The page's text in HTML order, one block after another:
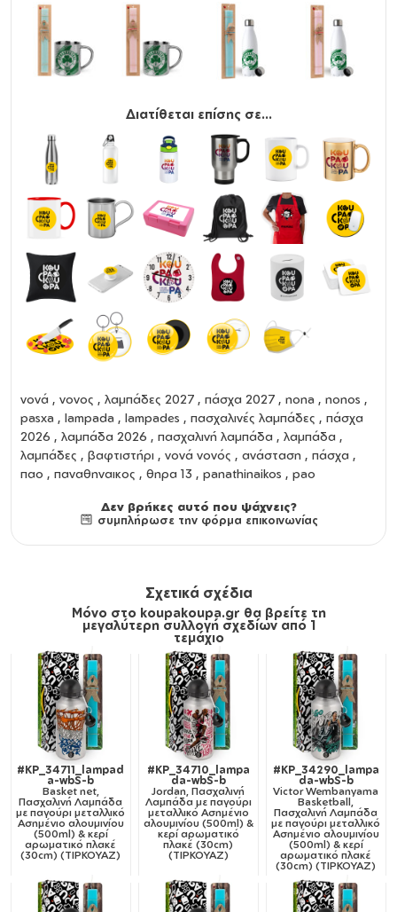
Διατίθεται επίσης σε...
νονά , νονος , λαμπάδες 2027 , πάσχα 2027 , nona , nonos ,
pasxa , lampada , lampades , πασχαλινές λαμπάδες , πάσχα
2026 , λαμπάδα 2026 , πασχαλινή λαμπάδα , λαμπάδα ,
λαμπάδες , βαφτιστήρι , νονά νονός , ανάσταση , πάσχα ,
παο , παναθηναικος , θηρα 13 , panathinaikos , pao
Δεν βρήκες αυτό που ψάχνεις?
συμπλήρωσε την φόρμα επικοινωνίας
Σχετικά σχέδια
Μόνο στο koupakoupa.gr θα βρείτε τη
μεγαλύτερη συλλογή σχεδίων από 1
τεμάχιο
#KP_34711_lampad
a-wbS-b
Basket net,
Πασχαλινή Λαμπάδα
με παγούρι μεταλλικό
Ασημένιο αλουμινίου
(500ml) & κερί
αρωματικό πλακέ
(30cm) (ΤΙΡΚΟΥΑΖ)
#KP_34710_lampa
da-wbS-b
Jordan, Πασχαλινή
Λαμπάδα με παγούρι
μεταλλικό Ασημένιο
αλουμινίου (500ml) &
κερί αρωματικό
πλακέ (30cm)
(ΤΙΡΚΟΥΑΖ)
#KP_34290_lampa
da-wbS-b
Victor Wembanyama
Basketball,
Πασχαλινή Λαμπάδα
με παγούρι μεταλλικό
Ασημένιο αλουμινίου
(500ml) & κερί
αρωματικό πλακέ
(30cm) (ΤΙΡΚΟΥΑΖ)